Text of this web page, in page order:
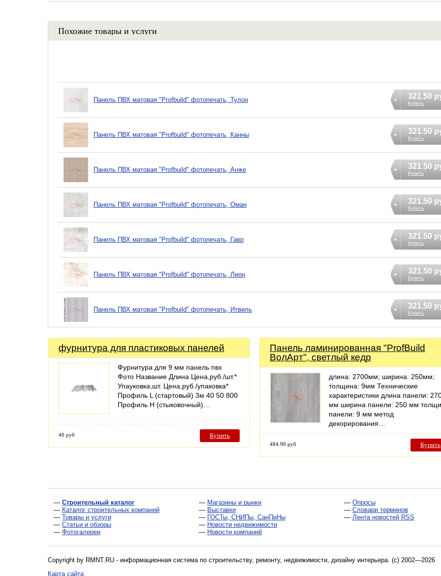
Похожие товары и услуги
Панель ПВХ матовая "Profbuild" фотопечать, Тулон 321.50
Купить
Панель ПВХ матовая "Profbuild" фотопечать, Канны 321.50
Купить
Панель ПВХ матовая "Profbuild" фотопечать, Анже 321.50
Купить
Панель ПВХ матовая "Profbuild" фотопечать, Оман 321.50
Купить
Панель ПВХ матовая "Profbuild" фотопечать, Гавр 321.50
Купить
Панель ПВХ матовая "Profbuild" фотопечать, Лион 321.50
Купить
Панель ПВХ матовая "Profbuild" фотопечать, Итвиль 321.50
Купить
фурнитура для пластиковых панелей
Фурнитура для 9 мм панель пвх
Фото Название Длина Цена,руб./шт.*
Упауковка,шт. Цена,руб./упаковка*
Профиль L (стартовый) 3м 40 50 800
Профиль H (стыковочный)…
40 руб Купить
Панель ламинированная "ProfBuild
ВолАрт", светлый кедр
длина: 2700мм; ширина: 250мм;
толщина: 9мм Технические
характеристики длина панели:
мм ширина панели: 250 мм
панели: 9 мм метод
декорирования…
484.90 руб Купить
— Строительный каталог
— Каталог строительных компаний
— Товары и услуги
— Статьи и обзоры
— Фотогалереи
— Магазины и рынки
— Выставки
— ГОСТы, СНИПы, СанПиНы
— Новости недвижимости
— Новости компаний
— Опросы
— Словари терминов
— Лента новостей RSS
Copyright by RMNT.RU - информационная система по строительству, ремонту, недвижимости, дизайну интерьера. (c) 2002—2026
Карта сайта